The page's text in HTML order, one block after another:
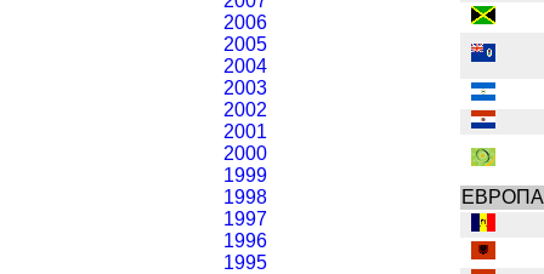
2006
2005
2004
2003
2002
2001
2000
1999
1998
1997
1996
1995
ЕВРОПА